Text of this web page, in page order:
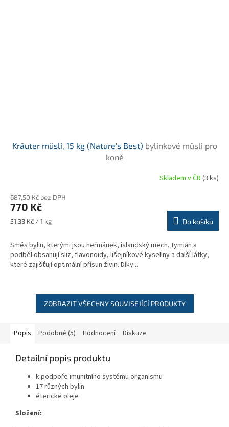
Kräuter müsli, 15 kg (Nature's Best) bylinkové müsli pro
koně
produktu
je
5,0
hvězdiček.
Skladem v ČR(3 ks)
687,50 Kč bez DPH
770 Kč
Měrná
51,33 Kč / 1 kg Do košíku
Směs bylin, kterými jsou heřmánek, islandský mech, tymián a
podběl obsahují sliz, flavonoidy, lišejníkové kyseliny a další látky,
které zajišťují optimální přísun živin. Díky...
ZOBRAZIT VŠECHNY SOUVISEJÍCÍ PRODUKTY
Popis Podobné (5) Hodnocení Diskuze
Detailní popis produktu
k podpoře imunitního systému organismu
17 různých bylin
éterické oleje
Složení: